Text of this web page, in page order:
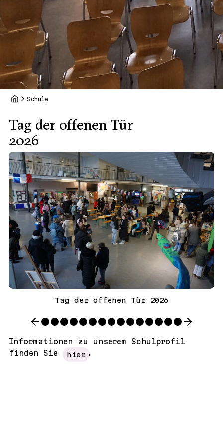
Schule
Tag der offenen Tür
2026
Tag der offenen Tür 2026
Informationen zu unserem Schulprofil
finden Sie
hier .